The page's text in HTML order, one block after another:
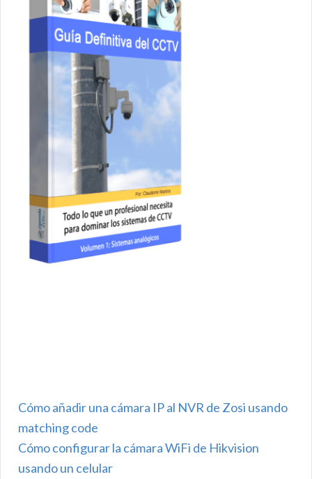
Cómo añadir una cámara IP al NVR de Zosi usando
matching code
Cómo configurar la cámara WiFi de Hikvision
usando un celular